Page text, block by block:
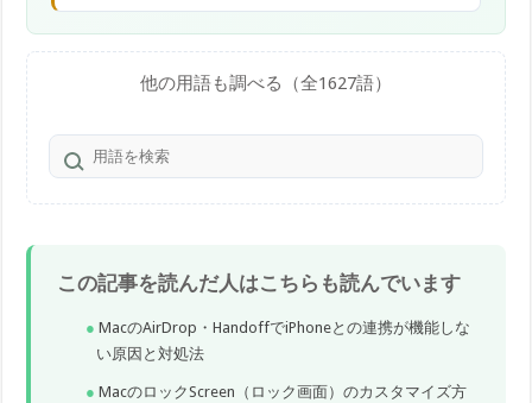
他の用語も調べる（全1627語）
この記事を読んだ人はこちらも読んでいます
MacのAirDrop・HandoffでiPhoneとの連携が機能しな
い原因と対処法
MacのロックScreen（ロック画面）のカスタマイズ方